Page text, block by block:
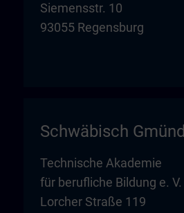
Siemensstr. 10
93055 Regensburg
Schwäbisch Gmünd
Technische Akademie
für berufliche Bildung e. V.
Lorcher Straße 119